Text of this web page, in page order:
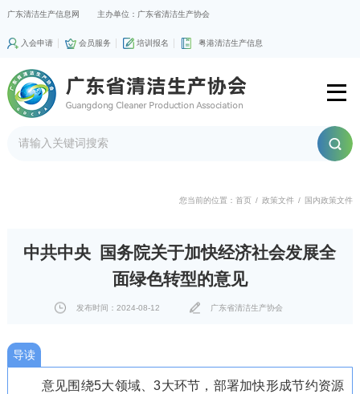
广东清洁生产信息网 主办单位：广东省清洁生产协会
入会申请 会员服务 培训报名 粤港清洁生产信息
您当前的位置：首页 / 政策文件 / 国内政策文件
中共中央 国务院关于加快经济社会发展全
面绿色转型的意见
发布时间：2024-08-12 广东省清洁生产协会
导读
意见围绕5大领域、3大环节，部署加快形成节约资源